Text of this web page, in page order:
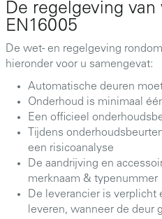
De regelgeving
EN16005
De wet- en regelgeving
hieronder voor u samengevat:
Automatische deuren
Onderhoud is minimaal
Een officieel
Tijdens
een risicoanalyse
De aandrijving en
merknaam & typenummer
De leverancier is verplicht
leveren, wanneer de deur